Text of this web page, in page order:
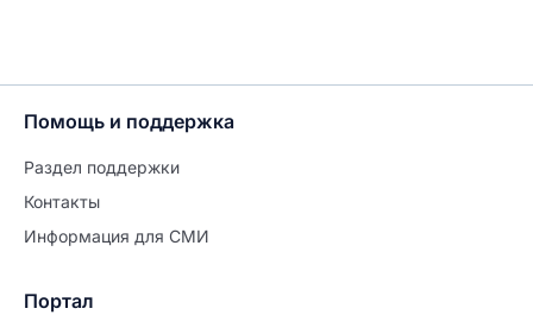
Помощь и поддержка
Раздел поддержки
Контакты
Информация для СМИ
Портал